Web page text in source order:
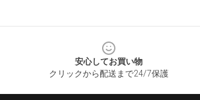
安心してお買い物
クリックから配送まで24/7保護